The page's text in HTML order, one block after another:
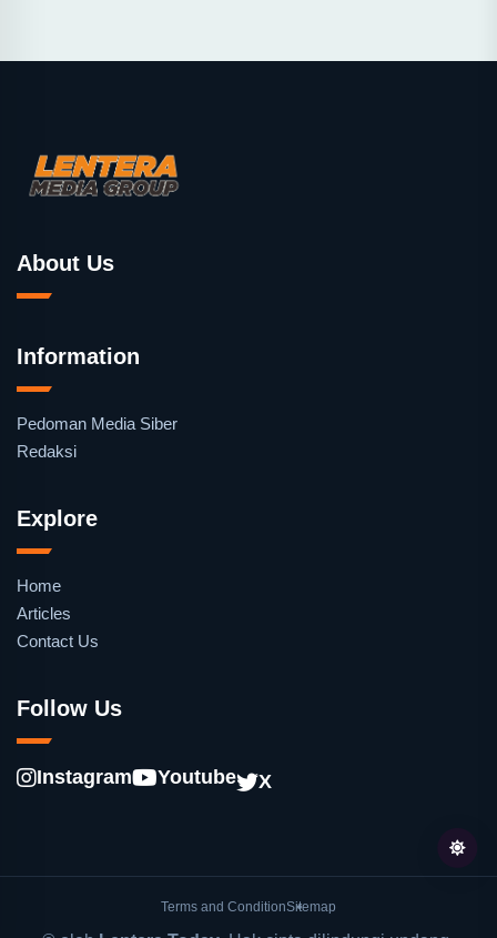
About Us
Information
Pedoman Media Siber
Redaksi
Explore
Home
Articles
Contact Us
Follow Us
Instagram Youtube X
Terms and ConditionSitemap